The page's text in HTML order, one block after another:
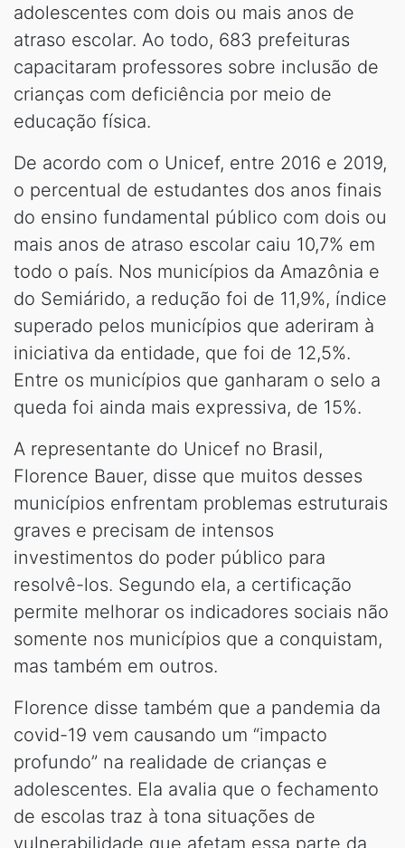
adolescentes com dois ou mais anos de
atraso escolar. Ao todo, 683 prefeituras
capacitaram professores sobre inclusão de
crianças com deficiência por meio de
educação física.
De acordo com o Unicef, entre 2016 e 2019,
o percentual de estudantes dos anos finais
do ensino fundamental público com dois ou
mais anos de atraso escolar caiu 10,7% em
todo o país. Nos municípios da Amazônia e
do Semiárido, a redução foi de 11,9%, índice
superado pelos municípios que aderiram à
iniciativa da entidade, que foi de 12,5%.
Entre os municípios que ganharam o selo a
queda foi ainda mais expressiva, de 15%.
A representante do Unicef no Brasil,
Florence Bauer, disse que muitos desses
municípios enfrentam problemas estruturais
graves e precisam de intensos
investimentos do poder público para
resolvê-los. Segundo ela, a certificação
permite melhorar os indicadores sociais não
somente nos municípios que a conquistam,
mas também em outros.
Florence disse também que a pandemia da
covid-19 vem causando um “impacto
profundo” na realidade de crianças e
adolescentes. Ela avalia que o fechamento
de escolas traz à tona situações de
vulnerabilidade que afetam essa parte da